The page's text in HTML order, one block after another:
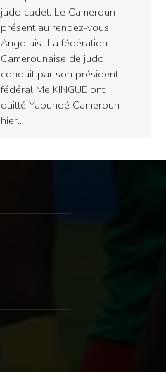
judo cadet: Le Cameroun
présent au rendez-vous
Angolais La fédération
Camerounaise de judo
conduit par son président
fédéral Me KINGUE ont
quitté Yaoundé Cameroun
hier…